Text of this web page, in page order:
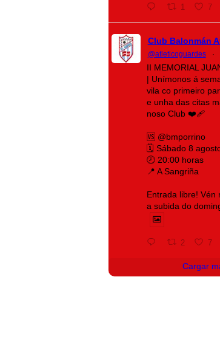
1 7
Club Balonmán
@atleticoguardes ·
II MEMORIAL
| Unímonos á
vila co primeiro
e unha das citas
noso Club ❤️‍🩹
🆚 @bmporrino
🗓️ Sábado 8
🕗 20:00 horas
📍 A Sangriña
Entrada libre! Vén
a subida do
2 7
Cargar